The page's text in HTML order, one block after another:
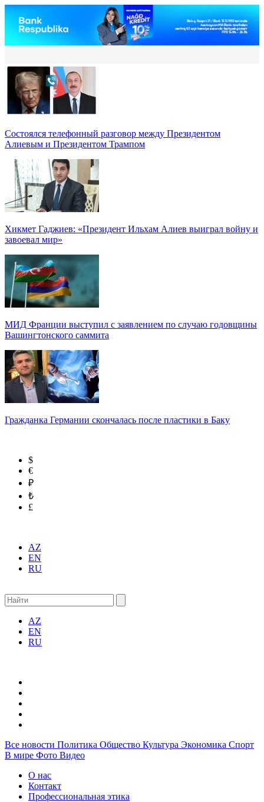
Состоялся телефонный разговор между Президентом
Алиевым и Президентом Трампом
Хикмет Гаджиев: «Президент Ильхам Алиев выиграл войну и
завоевал мир»
МИД Франции выступил с заявлением по случаю годовщины
Вашингтонского саммита
Гражданка Германии скончалась после пластики в Баку
$
€
₽
₺
£
AZ
EN
RU
AZ
EN
RU
Все новости Политика Общество Культура Экономика Спорт
В мире Фото Видео
О нас
Контакт
Профессиональная этика